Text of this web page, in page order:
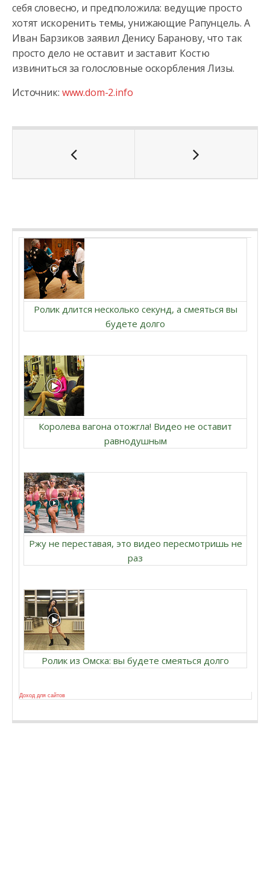
себя словесно, и предположила: ведущие просто
хотят искоренить темы, унижающие Рапунцель. А
Иван Барзиков заявил Денису Баранову, что так
просто дело не оставит и заставит Костю
извиниться за голословные оскорбления Лизы.
Источник: www.dom-2.info
Ролик длится несколько секунд, а смеяться вы
будете долго
Королева вагона отожгла! Видео не оставит
равнодушным
Ржу не переставая, это видео пересмотришь не
раз
Ролик из Омска: вы будете смеяться долго
Доход для сайтов